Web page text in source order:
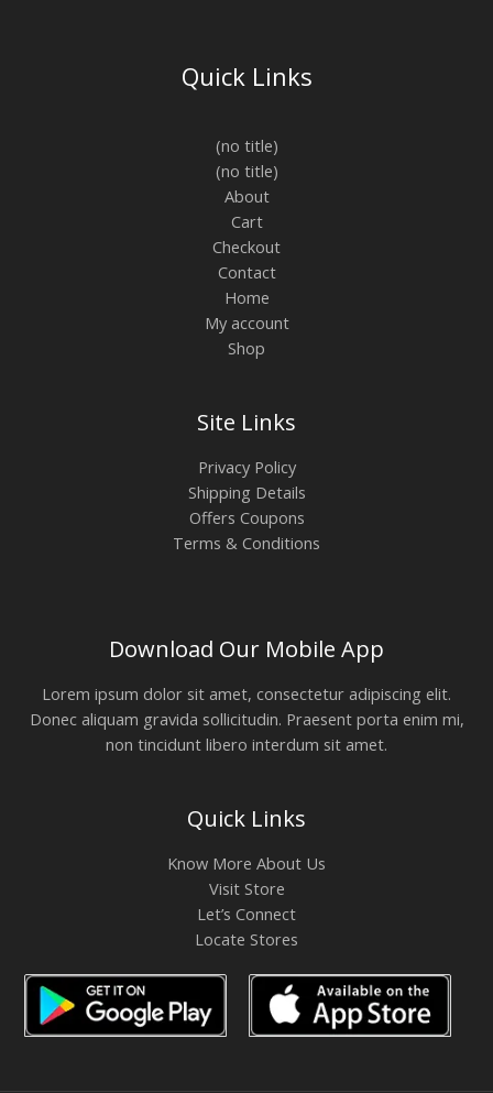
Quick Links
(no title)
(no title)
About
Cart
Checkout
Contact
Home
My account
Shop
Site Links
Privacy Policy
Shipping Details
Offers Coupons
Terms & Conditions
Download Our Mobile App
Lorem ipsum dolor sit amet, consectetur adipiscing elit.
Donec aliquam gravida sollicitudin. Praesent porta enim mi,
non tincidunt libero interdum sit amet.
Quick Links
Know More About Us
Visit Store
Let’s Connect
Locate Stores